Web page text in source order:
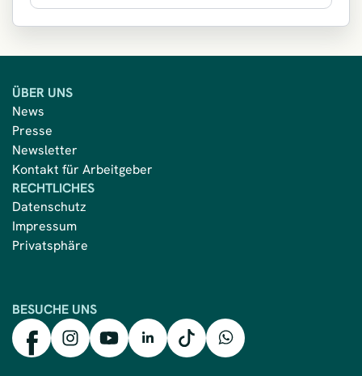
BESUCHE UNS
mkk auf Facebook
mkk auf Instagram
mkk auf YouTube
mkk auf LinkedIn
mkk auf TikTokmkk auf WhatsApp
ÜBER UNS
News
Presse
Newsletter
Kontakt für Arbeitgeber
RECHTLICHES
Datenschutz
Impressum
Privatsphäre